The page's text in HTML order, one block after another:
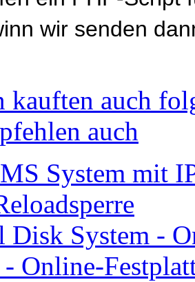
wir senden
kauften auch
auch
- Online-